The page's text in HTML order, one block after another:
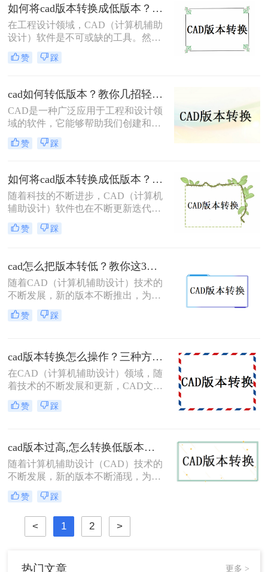
的呢？下面将为您介绍三种实用的方
法，帮助您轻松实现CAD文件的低版
本转换。
如何将cad版本转换成低版本？试试这三种方法吧！
在工程设计领域，CAD（计算机辅助
设计）软件是不可或缺的工具。然
而，随着技术的不断进步，CAD软件
版本不断更新，有时我们需要将高版
旧版本的软件或不同的环境中打开和
编辑。那么如何将cad版本转换成低版
本呢？本文将为您介绍三种将CAD版
本转换成低版本的实用方法，帮助您
解决版本不兼容的问题。
赞 踩
cad如何转低版本？教你几招轻松搞定！
CAD是一种广泛应用于工程和设计领
域的软件，它能够帮助我们创建和修
改图形。在使用CAD软件的过程中，
经常会遇到需要将文件转换到低版本
cad如何转低版本呢？本文将详细介绍
CAD转换到低版本的方法和注意事
项。
赞 踩
如何将cad版本转换成低版本？教你三个小妙招轻松搞定！
随着科技的不断进步，CAD（计算机
辅助设计）软件也在不断更新迭代，
功能越来越强大，界面越来越友好。
然而，有时候我们会遇到一些问题，
版本的CAD软件中打开或编辑，这时
候就需要将高版本的CAD文件转换成
低版本。那么如何将cad版本转换成低
版本呢？本文将介绍几种将CAD版本
转换成低版本的方法。
赞 踩
cad怎么把版本转低？教你这3种简单的转换方法！
随着CAD（计算机辅助设计）技术的
不断发展，新的版本不断推出，为用
户提供了更多功能和优化。然而，有
时我们需要将高版本的CAD文件转换
把版本转低呢？本文将介绍几种将高
版本CAD文件转换为低版本的方法。
赞 踩
cad版本转换怎么操作？三种方法助你轻松应对！
在CAD（计算机辅助设计）领域，随
着技术的不断发展和更新，CAD文件
的版本转换成为了一个常见的需求。
为了满足不同软件版本、不同平台或
法。那么cad版本转换怎么操作呢？本
文将为您介绍三种常用的CAD版本转
换方法，包括使用原CAD软件、第三
赞 踩
cad版本过高,怎么转换低版本？这二个方法简单好操作！
随着计算机辅助设计（CAD）技术的
不断发展，新的版本不断涌现，为设
计师提供了更丰富的功能和更好的体
验。然而，有时候我们可能会遇到需
要将高版本的CAD文件转换为低版本
的情况，以确保与特定软件或硬件的
兼容性。那么cad版本过高,怎么转换
种常用的方法来将高版本的CAD文件
赞 踩
< 1 2 >
热门文章 更多 >